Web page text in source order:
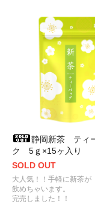
静岡新茶 ティ
ク 5ｇ×15ヶ入り
SOLD OUT
大人気！！手軽に新茶が
飲めちゃいます。
完売しました！！